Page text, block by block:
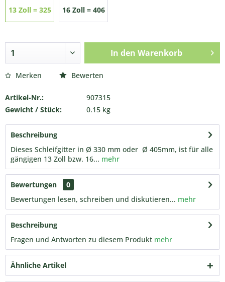
13 Zoll = 325 16 Zoll = 406
In den Warenkorb
Merken Bewerten
Artikel-Nr.:
907315
Gewicht / Stück:
0.15 kg
Beschreibung
Dieses Schleifgitter in Ø 330 mm oder Ø 405mm, ist für alle
gängigen 13 Zoll bzw. 16... mehr
Bewertungen
0
Bewertungen lesen, schreiben und diskutieren... mehr
Beschreibung
Fragen und Antworten zu diesem Produkt mehr
Ähnliche Artikel